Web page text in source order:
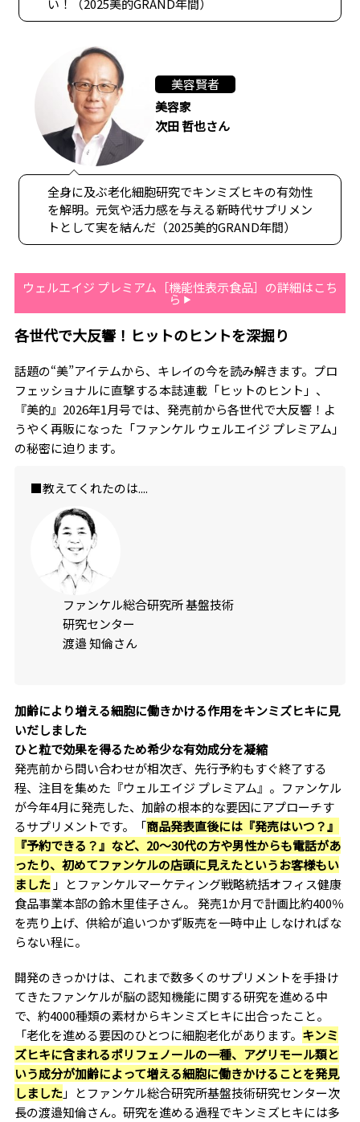
美容賢者
美容家
次田 哲也さん
全身に及ぶ老化細胞研究でキンミズヒキの有効性
を解明。元気や活力感を与える新時代サプリメン
トとして実を結んだ（2025美的GRAND年間）
ウェルエイジ プレミアム［機能性表示食品］の詳細はこち
ら
各世代で大反響！ヒットのヒントを深掘り
話題の“美”アイテムから、キレイの今を読み解きます。プロ
フェッショナルに直撃する本誌連載「ヒットのヒント」、
『美的』2026年1月号では、発売前から各世代で大反響！よ
うやく再販になった「ファンケル ウェルエイジ プレミアム」
の秘密に迫ります。
■教えてくれたのは....
ファンケル総合研究所 基盤技術
研究センター
渡邉 知倫さん
加齢により増える細胞に働きかける作用をキンミズヒキに見
いだしました
ひと粒で効果を得るため希少な有効成分を凝縮
発売前から問い合わせが相次ぎ、先行予約もすぐ終了する
程、注目を集めた『ウェルエイジ プレミアム』。ファンケル
が今年4月に発売した、加齢の根本的な要因にアプローチす
るサプリメントです。「商品発表直後には『発売はいつ？』
『予約できる？』など、20〜30代の方や男性からも電話があ
ったり、初めてファンケルの店頭に見えたというお客様もい
ました」とファンケルマーケティング戦略統括オフィス健康
食品事業本部の鈴木里佳子さん。 発売1か月で計画比約400％
を売り上げ、供給が追いつかず販売を一時中止 しなければな
らない程に。
開発のきっかけは、これまで数多くのサプリメントを手掛け
てきたファンケルが脳の認知機能に関する研究を進める中
で、約4000種類の素材からキンミズヒキに出合ったこと。
「老化を進める要因のひとつに細胞老化があります。 キンミ
ズヒキに含まれるポリフェノールの一種、アグリモール類と
いう成分が加齢によって増える細胞に働きかけることを発見
しました」とファンケル総合研究所基盤技術研究センター次
長の渡邉知倫さん。研究を進める過程でキンミズヒキには多